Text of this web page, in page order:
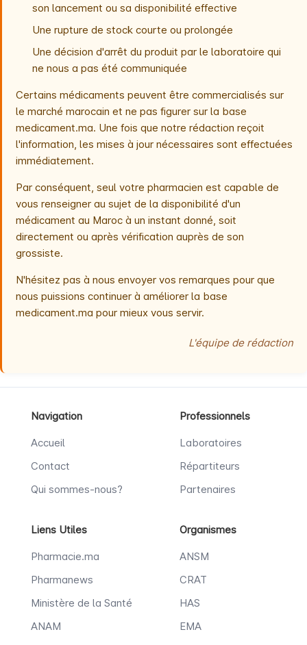
son lancement ou sa disponibilité effective
Une rupture de stock courte ou prolongée
Une décision d'arrêt du produit par le laboratoire qui
ne nous a pas été communiquée
Certains médicaments peuvent être commercialisés sur
le marché marocain et ne pas figurer sur la base
medicament.ma. Une fois que notre rédaction reçoit
l'information, les mises à jour nécessaires sont effectuées
immédiatement.
Par conséquent, seul votre pharmacien est capable de
vous renseigner au sujet de la disponibilité d'un
médicament au Maroc à un instant donné, soit
directement ou après vérification auprès de son
grossiste.
N'hésitez pas à nous envoyer vos remarques pour que
nous puissions continuer à améliorer la base
medicament.ma pour mieux vous servir.
L'équipe de rédaction
Navigation
Accueil
Contact
Qui sommes-nous?
Professionnels
Laboratoires
Répartiteurs
Partenaires
Liens Utiles
Pharmacie.ma
Pharmanews
Ministère de la Santé
ANAM
Organismes
ANSM
CRAT
HAS
EMA